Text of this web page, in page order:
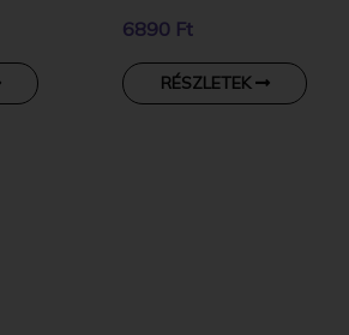
6890 Ft
RÉSZLETEK